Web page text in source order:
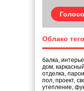
Облако
балка,
дом,
отделка,
пол, проект,
утепление,